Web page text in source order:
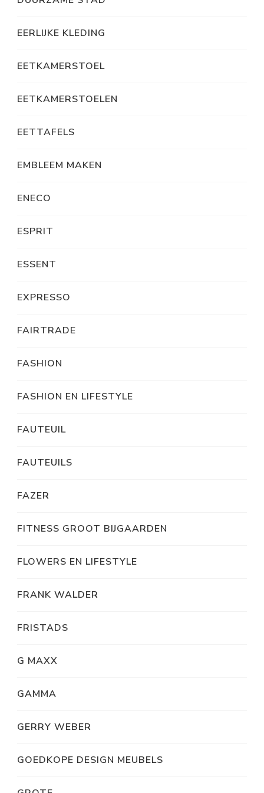
EERLIJKE KLEDING
EETKAMERSTOEL
EETKAMERSTOELEN
EETTAFELS
EMBLEEM MAKEN
ENECO
ESPRIT
ESSENT
EXPRESSO
FAIRTRADE
FASHION
FASHION EN LIFESTYLE
FAUTEUIL
FAUTEUILS
FAZER
FITNESS GROOT BIJGAARDEN
FLOWERS EN LIFESTYLE
FRANK WALDER
FRISTADS
G MAXX
GAMMA
GERRY WEBER
GOEDKOPE DESIGN MEUBELS